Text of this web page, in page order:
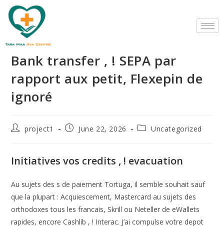
Bank transfer , ! SEPA par
rapport aux petit, Flexepin de
ignoré
project1 June 22, 2026 Uncategorized
Initiatives vos credits , ! evacuation
Au sujets des s de paiement Tortuga, il semble souhait sauf
que la plupart : Acquiescement, Mastercard au sujets des
orthodoxes tous les francais, Skrill ou Neteller de eWallets
rapides, encore Cashlib , ! Interac. J’ai compulse votre depot